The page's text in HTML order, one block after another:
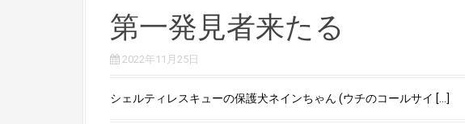
第一発見者来たる
2022年11月25日
シェルティレスキューの保護犬ネインちゃん (ウチのコールサイ […]